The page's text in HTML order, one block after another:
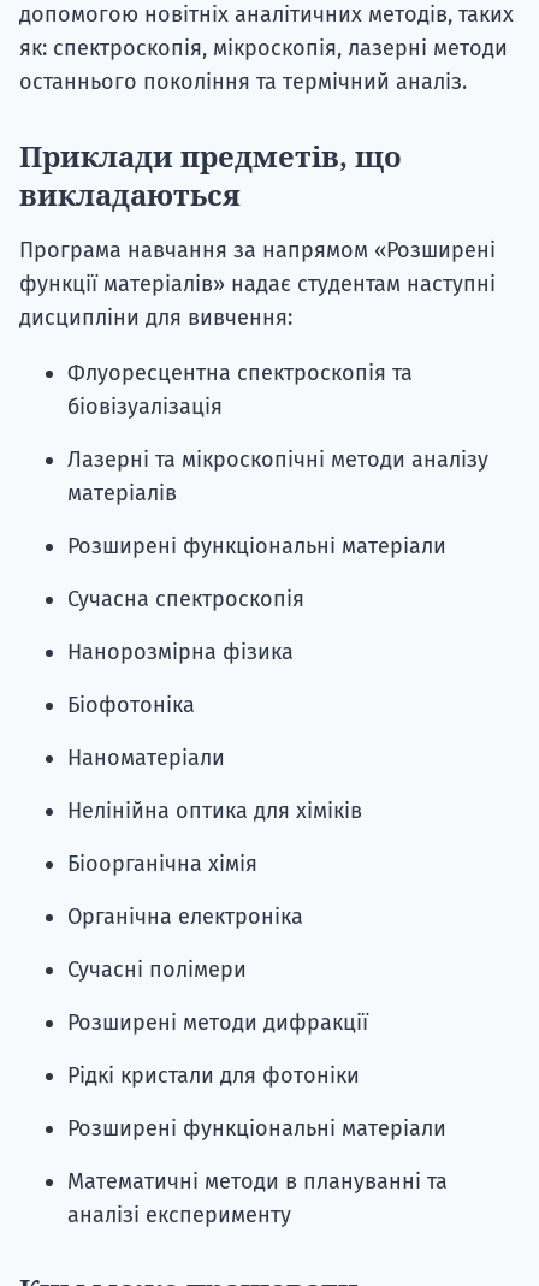
допомогою новітніх аналітичних методів, таких
як: спектроскопія, мікроскопія, лазерні методи
останнього покоління та термічний аналіз.
Приклади предметів, що
викладаються
Програма навчання за напрямом «Розширені
функції матеріалів» надає студентам наступні
дисципліни для вивчення:
Флуоресцентна спектроскопія та
біовізуалізація
Лазерні та мікроскопічні методи аналізу
матеріалів
Розширені функціональні матеріали
Сучасна спектроскопія
Нанорозмірна фізика
Біофотоніка
Наноматеріали
Нелінійна оптика для хіміків
Біоорганічна хімія
Органічна електроніка
Сучасні полімери
Розширені методи дифракції
Рідкі кристали для фотоніки
Розширені функціональні матеріали
Математичні методи в плануванні та
аналізі експерименту